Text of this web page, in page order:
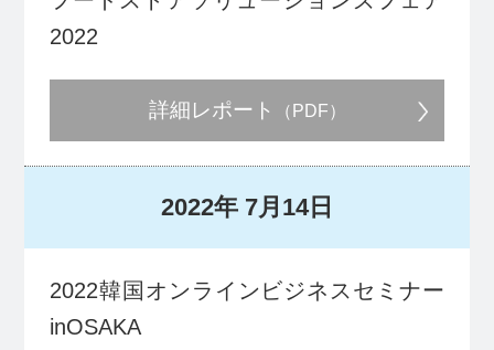
2022
詳細レポート （PDF）
2022年 7月14日
2022韓国オンラインビジネスセミナー
inOSAKA